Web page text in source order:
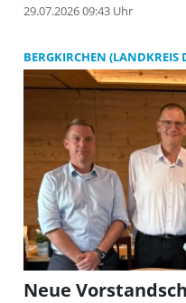
29.07.2026 09:43 Uhr
BERGKIRCHEN (LANDKREIS
Neue